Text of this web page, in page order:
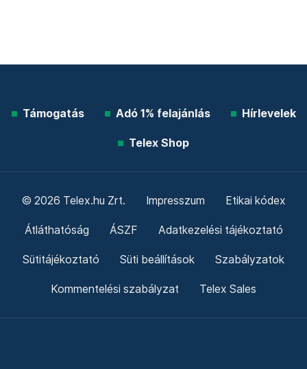
Támogatás Adó 1% felajánlás Hírlevelek
Telex Shop
© 2026 Telex.hu Zrt. Impresszum Etikai kódex
Átláthatóság ÁSZF Adatkezelési tájékoztató
Sütitájékoztató Süti beállítások Szabályzatok
Kommentelési szabályzat Telex Sales